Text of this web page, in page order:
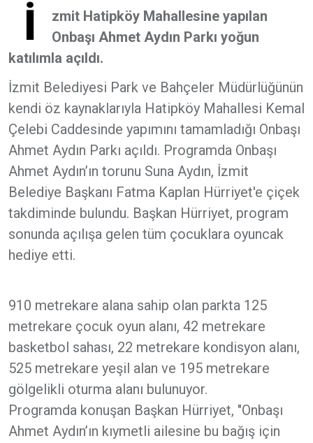
İ
zmit Hatipköy Mahallesine yapılan
Onbaşı Ahmet Aydın Parkı yoğun
katılımla açıldı.
İzmit Belediyesi Park ve Bahçeler Müdürlüğünün
kendi öz kaynaklarıyla Hatipköy Mahallesi Kemal
Çelebi Caddesinde yapımını tamamladığı Onbaşı
Ahmet Aydın Parkı açıldı. Programda Onbaşı
Ahmet Aydın’ın torunu Suna Aydın, İzmit
Belediye Başkanı Fatma Kaplan Hürriyet'e çiçek
takdiminde bulundu. Başkan Hürriyet, program
sonunda açılışa gelen tüm çocuklara oyuncak
hediye etti.
910 metrekare alana sahip olan parkta 125
metrekare çocuk oyun alanı, 42 metrekare
basketbol sahası, 22 metrekare kondisyon alanı,
525 metrekare yeşil alan ve 195 metrekare
gölgelikli oturma alanı bulunuyor.
Programda konuşan Başkan Hürriyet, "Onbaşı
Ahmet Aydın’ın kıymetli ailesine bu bağış için